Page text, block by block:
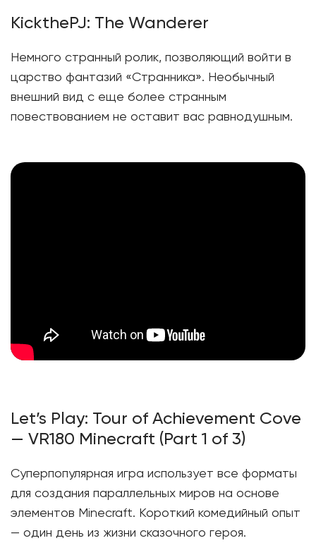
KickthePJ: The Wanderer
Немного странный ролик, позволяющий войти в
царство фантазий «Странника». Необычный
внешний вид с еще более странным
повествованием не оставит вас равнодушным.
Let’s Play: Tour of Achievement Cove
— VR180 Minecraft (Part 1 of 3)
Суперпопулярная игра использует все форматы
для создания параллельных миров на основе
элементов Minecraft. Короткий комедийный опыт
— один день из жизни сказочного героя.